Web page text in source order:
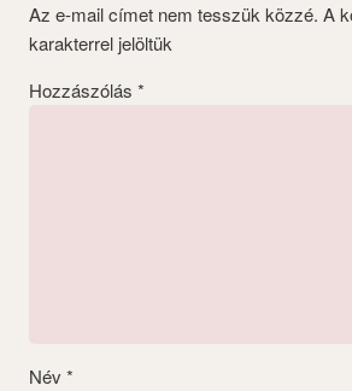
Az e-mail címet nem tesszük közzé. A
karakterrel jelöltük
Hozzászólás *
Név *